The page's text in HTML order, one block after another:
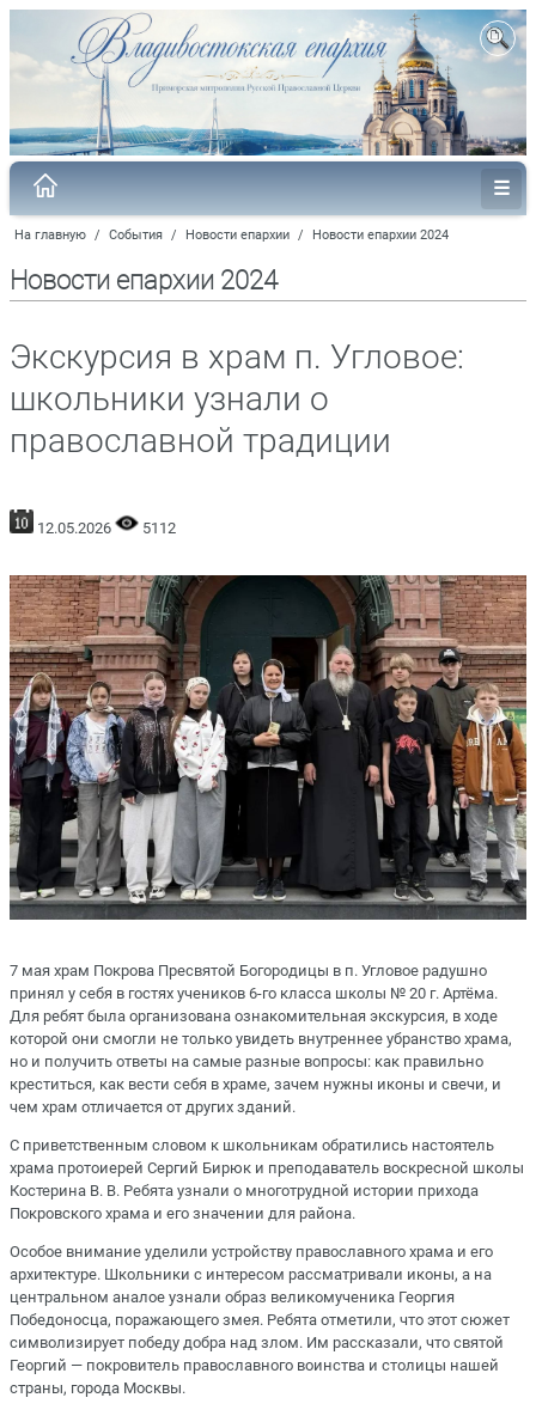
На главную / События / Новости епархии / Новости епархии 2024
Новости епархии 2024
Экскурсия в храм п. Угловое:
школьники узнали о
православной традиции
12.05.2026 5112
7 мая храм Покрова Пресвятой Богородицы в п. Угловое радушно
принял у себя в гостях учеников 6-го класса школы № 20 г. Артёма.
Для ребят была организована ознакомительная экскурсия, в ходе
которой они смогли не только увидеть внутреннее убранство храма,
но и получить ответы на самые разные вопросы: как правильно
креститься, как вести себя в храме, зачем нужны иконы и свечи, и
чем храм отличается от других зданий.
С приветственным словом к школьникам обратились настоятель
храма протоиерей Сергий Бирюк и преподаватель воскресной школы
Костерина В. В. Ребята узнали о многотрудной истории прихода
Покровского храма и его значении для района.
Особое внимание уделили устройству православного храма и его
архитектуре. Школьники с интересом рассматривали иконы, а на
центральном аналое узнали образ великомученика Георгия
Победоносца, поражающего змея. Ребята отметили, что этот сюжет
символизирует победу добра над злом. Им рассказали, что святой
Георгий — покровитель православного воинства и столицы нашей
страны, города Москвы.